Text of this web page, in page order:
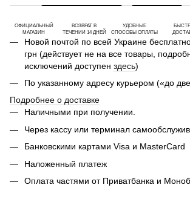
ОФИЦИАЛЬНЫЙ
МАГАЗИН
ВОЗВРАТ В
ТЕЧЕНИИ 14 ДНЕЙ
УДОБНЫЕ
СПОСОБЫ ОПЛАТЫ
Новой почтой по всей Украине
грн (действует не на все товары,
исключений доступен здесь)
По указанному адресу курьером («до
Подробнее о доставке
Наличными при получении.
Через кассу или терминал
Банковскими картами Visa и MasterCard
Наложенный платеж
Оплата частями от Приватбанка и